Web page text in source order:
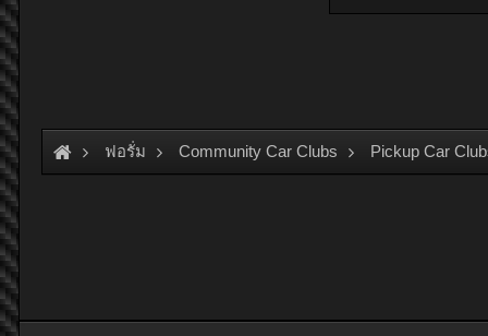
ฟอรั่ม Community Car Clubs Pickup Car